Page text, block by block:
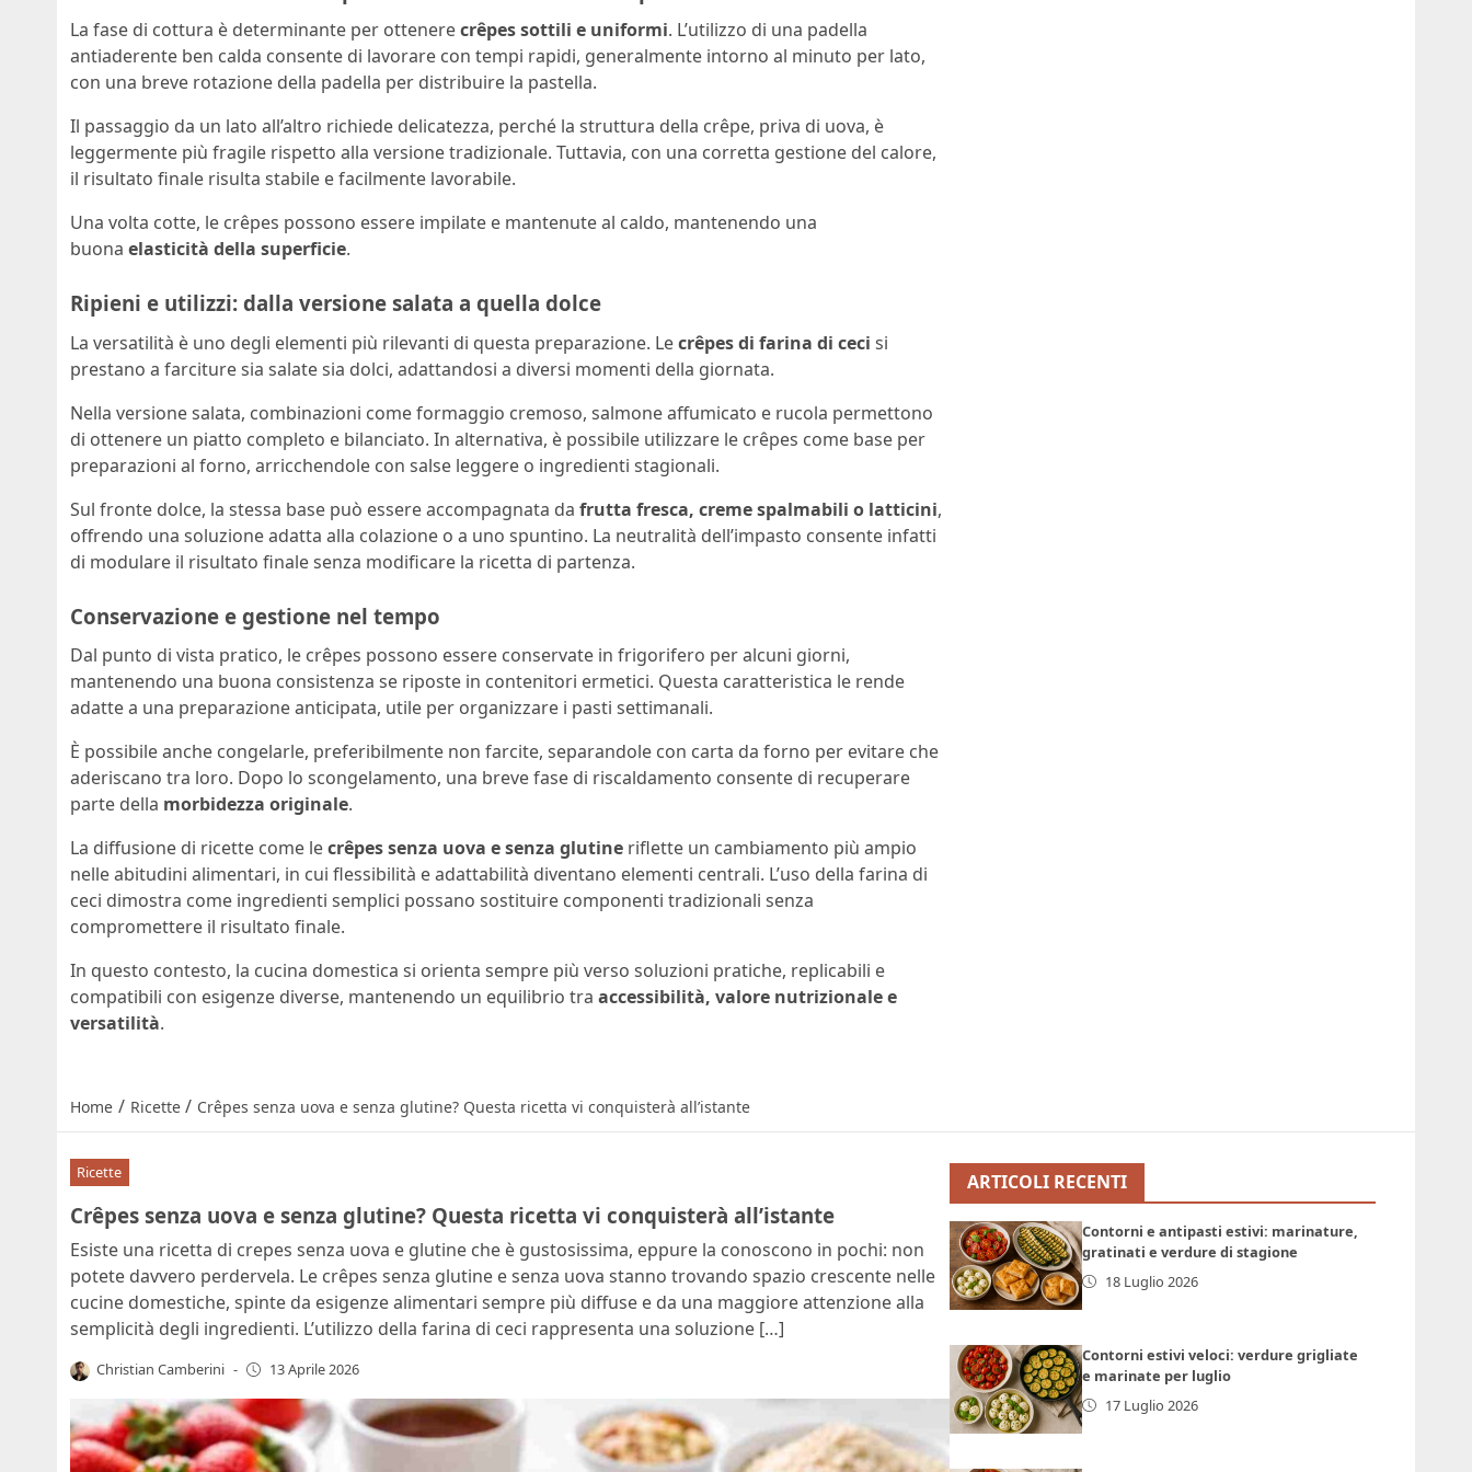
La fase di cottura è determinante per ottenerecrêpes sottili e uniformi. L’utilizzo di una padella
antiaderente ben calda consente di lavorare con tempi rapidi, generalmente intorno al minuto per lato,
con una breve rotazione della padella per distribuire la pastella.
Il passaggio da un lato all’altro richiede delicatezza, perché la struttura della crêpe, priva di uova, è
leggermente più fragile rispetto alla versione tradizionale. Tuttavia, con una corretta gestione del calore,
il risultato finale risulta stabile e facilmente lavorabile.
Una volta cotte, le crêpes possono essere impilate e mantenute al caldo, mantenendo una
buona elasticità della superficie.
Ripieni e utilizzi: dalla versione salata a quella dolce
La versatilità è uno degli elementi più rilevanti di questa preparazione. Lecrêpes di farina di ceci si
prestano a farciture sia salate sia dolci, adattandosi a diversi momenti della giornata.
Nella versione salata, combinazioni come formaggio cremoso, salmone affumicato e rucola permettono
di ottenere un piatto completo e bilanciato. In alternativa, è possibile utilizzare le crêpes come base per
preparazioni al forno, arricchendole con salse leggere o ingredienti stagionali.
Sul fronte dolce, la stessa base può essere accompagnata da frutta fresca, creme spalmabili o latticini,
offrendo una soluzione adatta alla colazione o a uno spuntino. La neutralità dell’impasto consente infatti
di modulare il risultato finale senza modificare la ricetta di partenza.
Conservazione e gestione nel tempo
Dal punto di vista pratico, le crêpes possono essere conservate in frigorifero per alcuni giorni,
mantenendo una buona consistenza se riposte in contenitori ermetici. Questa caratteristica le rende
adatte a una preparazione anticipata, utile per organizzare i pasti settimanali.
È possibile anche congelarle, preferibilmente non farcite, separandole con carta da forno per evitare che
aderiscano tra loro. Dopo lo scongelamento, una breve fase di riscaldamento consente di recuperare
parte della morbidezza originale.
La diffusione di ricette come lecrêpes senza uova e senza glutine riflette un cambiamento più ampio
nelle abitudini alimentari, in cui flessibilità e adattabilità diventano elementi centrali. L’uso della farina di
ceci dimostra come ingredienti semplici possano sostituire componenti tradizionali senza
compromettere il risultato finale.
In questo contesto, la cucina domestica si orienta sempre più verso soluzioni pratiche, replicabili e
compatibili con esigenze diverse, mantenendo un equilibrio tra accessibilità, valore nutrizionale e
versatilità.
Home / Ricette / Crêpes senza uova e senza glutine? Questa ricetta vi conquisterà all’istante
Ricette
Crêpes senza uova e senza glutine? Questa ricetta vi conquisterà all’istante
Esiste una ricetta di crepes senza uova e glutine che è gustosissima, eppure la conoscono in pochi: non
potete davvero perdervela. Le crêpes senza glutine e senza uova stanno trovando spazio crescente nelle
cucine domestiche, spinte da esigenze alimentari sempre più diffuse e da una maggiore attenzione alla
semplicità degli ingredienti. L’utilizzo della farina di ceci rappresenta una soluzione […]
Christian Camberini - 13 Aprile 2026
ARTICOLI RECENTI
Contorni e antipasti estivi: marinature,
gratinati e verdure di stagione
18 Luglio 2026
Contorni estivi veloci: verdure grigliate
e marinate per luglio
17 Luglio 2026